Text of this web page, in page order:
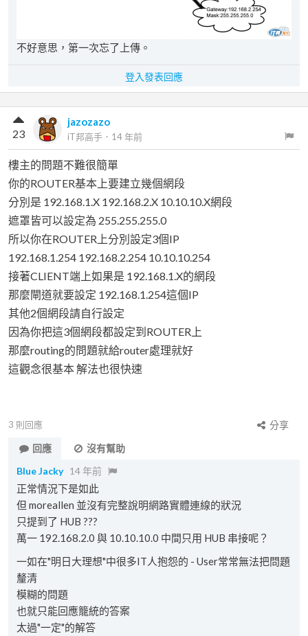
不好意思，第一次忘了上傳。
登入發表回應
jazozazo
iT邦高手 ． 14 年前
23
樓主的問題不難很簡單
你的ROUTER基本上要建立幾個網段
分別是 192.168.1.X 192.168.2.X 10.10.10.X網段
遮罩皆可以設定為 255.255.255.0
所以你在ROUTER上分別設定3個IP
192.168.1.254 192.168.2.254 10.10.10.254
接著CLIENT端上如果是 192.168.1.X的網段
那麼閘道就要設定 192.168.1.254這個IP
其他2個網段請自行設定
因為你把這3個網段都設定到ROUTER上
那麼routing的問題就給router處理就好
這觀念很基本 解法也很快速
3 則回應
分享
回應
沒有幫助
Blue Jacky 14 年前
正常情況下是如此
但 moreallen 並沒有完整說明網路實體連線的狀況
只提到了 HUB ???
萬一 192.168.2.0 與 10.10.10.0 中間只用 HUB 串接呢？
一如在"明日大理想"中很多IT人抱怨的 - User常常無法把問題
釐清
模糊的問題
也就只能回應籠統的答案
太過"一定"的解答